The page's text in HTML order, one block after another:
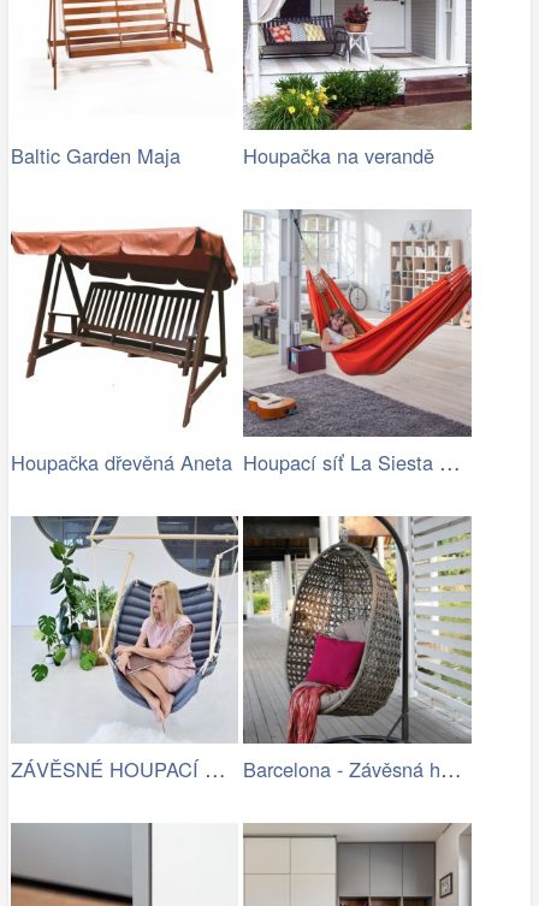
Baltic Garden Maja Houpačka na verandě
Houpačka dřevěná Aneta Houpací síť La Siesta Flora Family …
ZÁVĚSNÉ HOUPACÍ KŘESLO CHILLO, ŠEDÉ Barcelona - Závěsná houpačka (šedá)